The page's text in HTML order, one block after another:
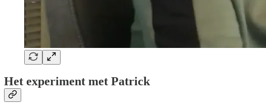
Het experiment met Patrick